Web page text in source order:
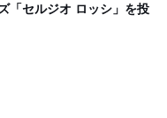
「セルジオ ロッシ」を投